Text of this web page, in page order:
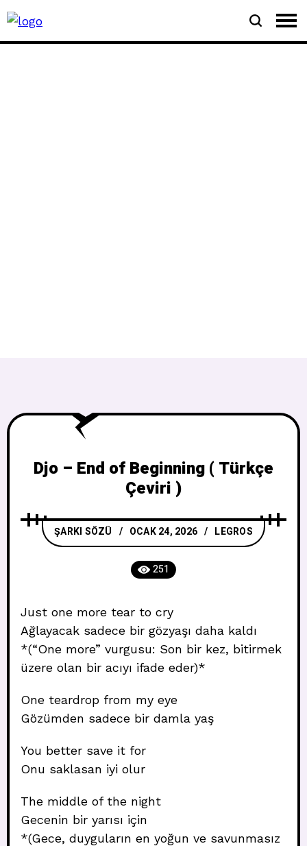
Djo – End of Beginning ( Türkçe
Çeviri )
ŞARKI SÖZÜ OCAK 24, 2026 LEGROS
251
Just one more tear to cry
Ağlayacak sadece bir gözyaşı daha kaldı
*(“One more” vurgusu: Son bir kez, bitirmek
üzere olan bir acıyı ifade eder)*
One teardrop from my eye
Gözümden sadece bir damla yaş
You better save it for
Onu saklasan iyi olur
The middle of the night
Gecenin bir yarısı için
*(Gece, duyguların en yoğun ve savunmasız